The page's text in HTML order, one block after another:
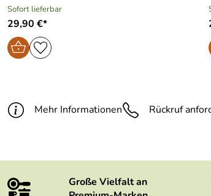
Sofort lieferbar
29,90 €*
Mehr Informationen Rückruf
Große Vielfalt an